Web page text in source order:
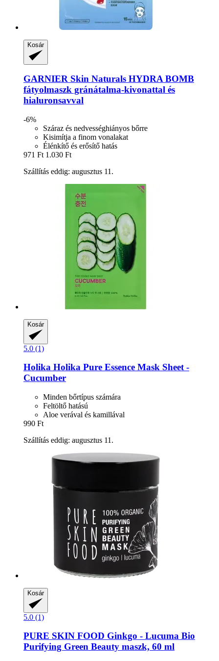
Kosár
GARNIER Skin Naturals HYDRA BOMB
fátyolmaszk gránátalma-​kivonattal és
hialuronsavval
-6%
Száraz és nedvességhiányos bőrre
Kisimítja a finom vonalakat
Élénkítő és erősítő hatás
971 Ft 1.030 Ft
Szállítás eddig: augusztus 11.
Kosár
5.0 (1)
Holika Holika Pure Essence Mask Sheet -​
Cucumber
Minden bőrtípus számára
Feltöltő hatású
Aloe verával és kamillával
990 Ft
Szállítás eddig: augusztus 11.
Kosár
5.0 (1)
PURE SKIN FOOD Ginkgo -​ Lucuma Bio
Purifying Green Beauty maszk, 60 ml